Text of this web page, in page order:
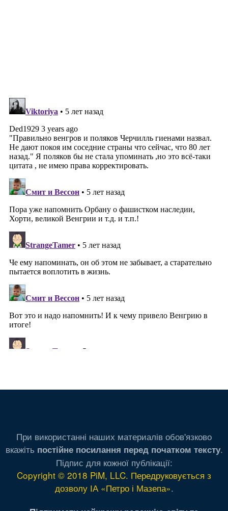
При використанні наших материалів обов'язково
вкажіть постійне посилання перед початком тексту.
Підпис для кожної публікації:
Copyright © 2018 PiM, LLC. Передруковується з
дозволу ІА «Петро і Мазепа».